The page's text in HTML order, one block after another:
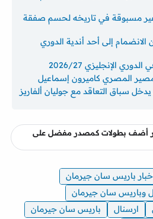
مسبوقة في تاريخه لحسم صفقة
الانضمام إلى أحد أندية الدوري
الإنجليزي 2026/27
المصري كاميرون إسماعيل
سباق التعاقد مع جوليان ألفاريز
أضف بطولات كمصدر مفضل على
باريس سان جيرمان
وباريس سان جيرمان
ارسنال
باريس سان جيرمان